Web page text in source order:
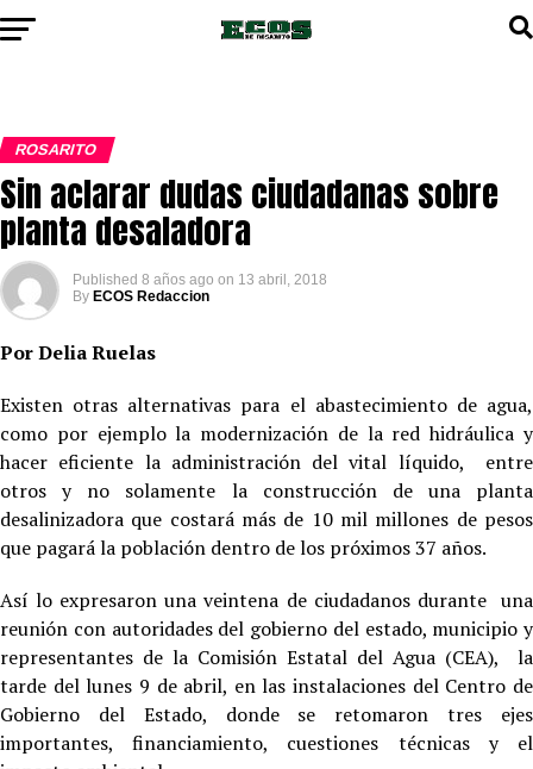
ROSARITO
Sin aclarar dudas ciudadanas sobre
planta desaladora
Published 8 años ago on 13 abril, 2018
By ECOS Redaccion
Por Delia Ruelas
Existen otras alternativas para el abastecimiento de agua,
como por ejemplo la modernización de la red hidráulica y
hacer eficiente la administración del vital líquido, entre
otros y no solamente la construcción de una planta
desalinizadora que costará más de 10 mil millones de pesos
que pagará la población dentro de los próximos 37 años.
Así lo expresaron una veintena de ciudadanos durante una
reunión con autoridades del gobierno del estado, municipio y
representantes de la Comisión Estatal del Agua (CEA), la
tarde del lunes 9 de abril, en las instalaciones del Centro de
Gobierno del Estado, donde se retomaron tres ejes
importantes, financiamiento, cuestiones técnicas y el